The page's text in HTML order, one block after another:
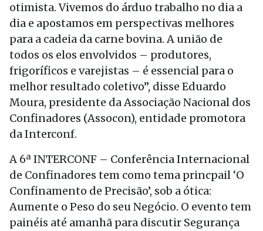
otimista. Vivemos do árduo trabalho no dia a
dia e apostamos em perspectivas melhores
para a cadeia da carne bovina. A união de
todos os elos envolvidos – produtores,
frigoríficos e varejistas – é essencial para o
melhor resultado coletivo”, disse Eduardo
Moura, presidente da Associação Nacional dos
Confinadores (Assocon), entidade promotora
da Interconf.
A 6ª INTERCONF – Conferência Internacional
de Confinadores tem como tema princpail ‘O
Confinamento de Precisão’, sob a ótica:
Aumente o Peso do seu Negócio. O evento tem
painéis até amanhã para discutir Segurança